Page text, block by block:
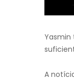
Yasmin
A